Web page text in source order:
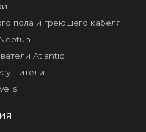
пола и греющего кабеля
Atlantic